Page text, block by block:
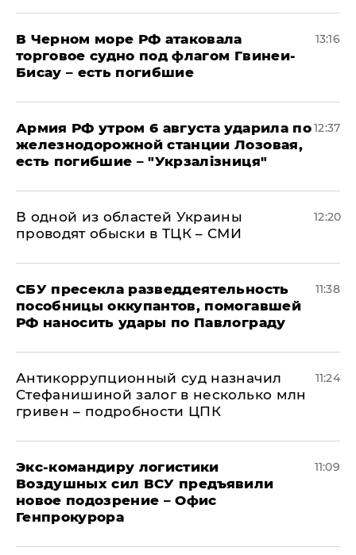
В Черном море РФ атаковала
торговое судно под флагом Гвинеи-
Бисау – есть погибшие
13:16
Армия РФ утром 6 августа ударила по
железнодорожной станции Лозовая,
есть погибшие – "Укрзалізниця"
12:37
В одной из областей Украины
проводят обыски в ТЦК – СМИ
12:20
СБУ пресекла разведдеятельность
пособницы оккупантов, помогавшей
РФ наносить удары по Павлограду
11:38
Антикоррупционный суд назначил
Стефанишиной залог в несколько млн
гривен – подробности ЦПК
11:24
Экс-командиру логистики
Воздушных сил ВСУ предъявили
новое подозрение – Офис
Генпрокурора
11:09